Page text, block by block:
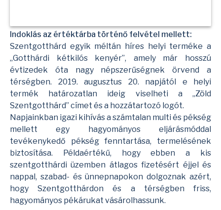
Indoklás az értéktárba történő felvétel mellett:
Szentgotthárd egyik méltán híres helyi terméke a
„Gotthárdi kétkilós kenyér”, amely már hosszú
évtizedek óta nagy népszerűségnek örvend a
térségben. 2019. augusztus 20. napjától e helyi
termék határozatlan ideig viselheti a „Zöld
Szentgotthárd” címet és a hozzátartozó logót.
Napjainkban igazi kihívás a számtalan multi és pékség
mellett egy hagyományos eljárásmóddal
tevékenykedő pékség fenntartása, termelésének
biztosítása. Példaértékű, hogy ebben a kis
szentgotthárdi üzemben átlagos fizetésért éjjel és
nappal, szabad- és ünnepnapokon dolgoznak azért,
hogy Szentgotthárdon és a térségben friss,
hagyományos pékárukat vásárolhassunk.